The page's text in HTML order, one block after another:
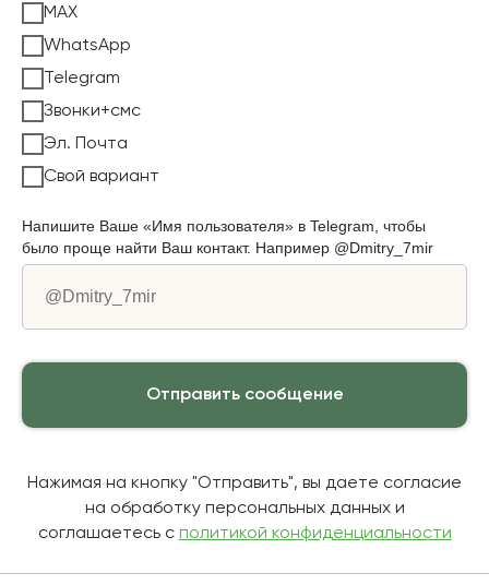
MAX
WhatsApp
Telegram
Звонки+смс
Эл. Почта
Свой вариант
Напишите Ваше «Имя пользователя» в Telegram, чтобы
было проще найти Ваш контакт. Например @Dmitry_7mir
Отправить сообщение
Нажимая на кнопку "Отправить", вы даете согласие
на обработку персональных данных и
соглашаетесь c политикой конфиденциальности